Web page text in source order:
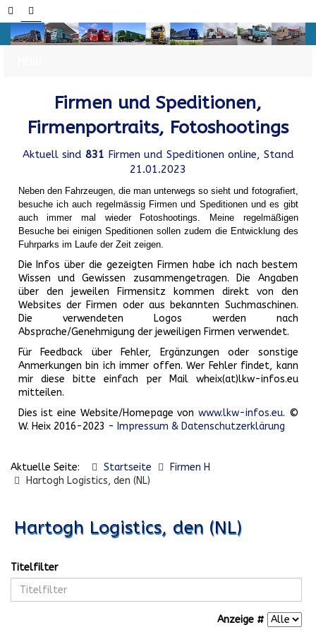
Firmen und Speditionen,
Firmenportraits, Fotoshootings
Aktuell sind 831 Firmen und Speditionen online, Stand
21.01.2023
Neben den Fahrzeugen, die man unterwegs so sieht und fotografiert,
besuche ich auch regelmässig Firmen und Speditionen und es gibt
auch immer mal wieder Fotoshootings.
Meine regelmäßigen
Besuche bei einigen Speditionen sollen zudem die Entwicklung des
Fuhrparks im Laufe der Zeit zeigen.
Die Infos über die gezeigten Firmen habe ich nach bestem
Wissen und Gewissen zusammengetragen. Die Angaben
über den jeweilen Firmensitz kommen direkt von den
Websites der Firmen oder aus bekannten Suchmaschinen.
Die verwendeten Logos werden nach
Absprache/Genehmigung der jeweiligen Firmen verwendet.
Für Feedback über Fehler, Ergänzungen oder sonstige
Anmerkungen bin ich immer offen. Wer Fehler findet, kann
mir diese bitte einfach per Mail wheix(at)lkw-infos.eu
mitteilen.
Dies ist eine Website/Homepage von www.lkw-infos.eu. ©
W. Heix 2016-2023 - Impressum & Datenschutzerklärung
Aktuelle Seite: Startseite
Firmen H
Hartogh Logistics, den (NL)
Hartogh Logistics, den (NL)
Titelfilter
Anzeige #